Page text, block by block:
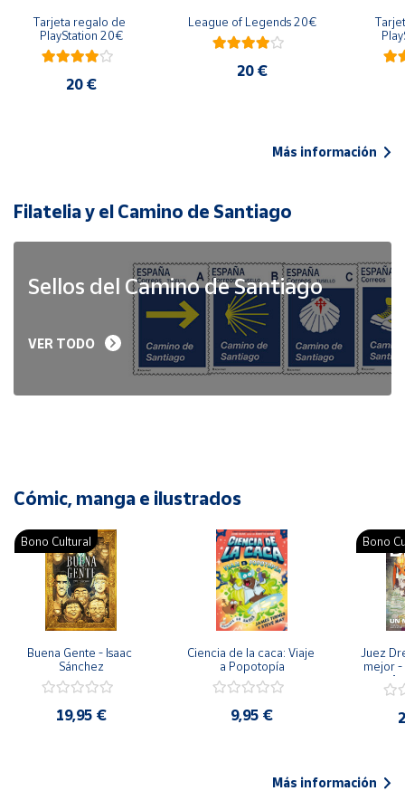
Tarjeta regalo de
PlayStation 20€
20 €
League of Legends 20€
20 €
Más información
Filatelia y el Camino de Santiago
Sellos del Camino de Santiago
VER TODO
Cómic, manga e ilustrados
Bono Cultural
Buena Gente - Isaac
Sánchez
19,95 €
Ciencia de la caca: Viaje
a Popotopía
9,95 €
Bono
Juez
mejor -
Más información